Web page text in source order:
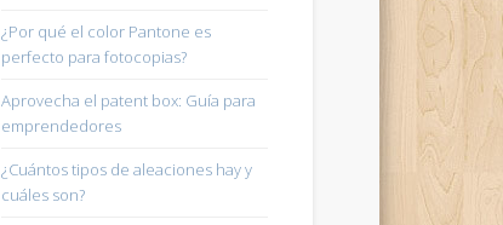
¿Por qué el color Pantone es
perfecto para fotocopias?
Aprovecha el patent box: Guía para
emprendedores
¿Cuántos tipos de aleaciones hay y
cuáles son?